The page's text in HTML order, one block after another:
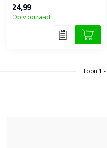
ontwik...
24,99
Op voorraad
Toon 1 -